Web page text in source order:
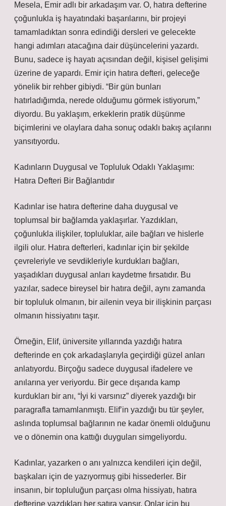
Mesela, Emir adlı bir arkadaşım var. O, hatıra defterine
çoğunlukla iş hayatındaki başarılarını, bir projeyi
tamamladıktan sonra edindiği dersleri ve gelecekte
hangi adımları atacağına dair düşüncelerini yazardı.
Bunu, sadece iş hayatı açısından değil, kişisel gelişimi
üzerine de yapardı. Emir için hatıra defteri, geleceğe
yönelik bir rehber gibiydi. “Bir gün bunları
hatırladığımda, nerede olduğumu görmek istiyorum,”
diyordu. Bu yaklaşım, erkeklerin pratik düşünme
biçimlerini ve olaylara daha sonuç odaklı bakış açılarını
yansıtıyordu.
Kadınların Duygusal ve Topluluk Odaklı Yaklaşımı:
Hatıra Defteri Bir Bağlantıdır
Kadınlar ise hatıra defterine daha duygusal ve
toplumsal bir bağlamda yaklaşırlar. Yazdıkları,
çoğunlukla ilişkiler, topluluklar, aile bağları ve hislerle
ilgili olur. Hatıra defterleri, kadınlar için bir şekilde
çevreleriyle ve sevdikleriyle kurdukları bağları,
yaşadıkları duygusal anları kaydetme fırsatıdır. Bu
yazılar, sadece bireysel bir hatıra değil, aynı zamanda
bir topluluk olmanın, bir ailenin veya bir ilişkinin parçası
olmanın hissiyatını taşır.
Örneğin, Elif, üniversite yıllarında yazdığı hatıra
defterinde en çok arkadaşlarıyla geçirdiği güzel anları
anlatıyordu. Birçoğu sadece duygusal ifadelere ve
anılarına yer veriyordu. Bir gece dışarıda kamp
kurdukları bir anı, “İyi ki varsınız” diyerek yazdığı bir
paragrafla tamamlanmıştı. Elif’in yazdığı bu tür şeyler,
aslında toplumsal bağlarının ne kadar önemli olduğunu
ve o dönemin ona kattığı duyguları simgeliyordu.
Kadınlar, yazarken o anı yalnızca kendileri için değil,
başkaları için de yazıyormuş gibi hissederler. Bir
insanın, bir topluluğun parçası olma hissiyatı, hatıra
defterine yazdıkları her satıra yansır. Onlar için bu